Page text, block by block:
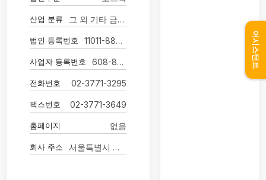
산업 분류 그 외 기타 금융 지원 서비스업
법인 등록번호 11011-8835245
사업자 등록번호 608-86-13055
전화번호 02-3771-3295
팩스번호 02-3771-3649
홈페이지 없음
회사 주소 서울특별시 영등포구 의사당대로 82
어시스턴트